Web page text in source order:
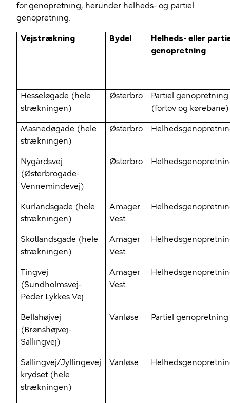
for genopretning, herunder helheds- og partiel
genopretning.
Vejstrækning Bydel
Helheds- eller
genopretning
Hesseløgade (hele
strækningen)
Østerbro
Partiel genopretning
(fortov og kørebane)
Masnedøgade (hele
strækningen)
Østerbro
Nygårdsvej
(Østerbrogade-
Vennemindevej)
Østerbro
Kurlandsgade (hele
strækningen)
Amager
Vest
Skotlandsgade (hele
strækningen)
Amager
Vest
Tingvej
(Sundholmsvej-
Peder Lykkes Vej
Amager
Vest
Bellahøjvej
(Brønshøjvej-
Sallingvej)
Vanløse Partiel genopretning
Sallingvej/Jyllingevej
krydset (hele
strækningen)
Vanløse